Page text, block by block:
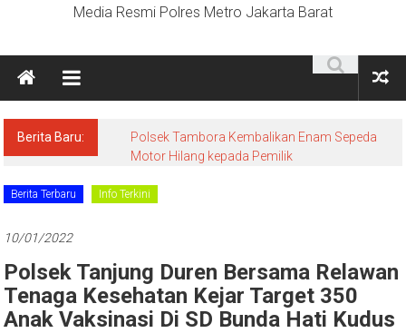
Media Resmi Polres Metro Jakarta Barat
Berita Baru:
Polsek Tambora Kembalikan Enam Sepeda
Motor Hilang kepada Pemilik
Berita Terbaru Info Terkini
10/01/2022
Polsek Tanjung Duren Bersama Relawan
Tenaga Kesehatan Kejar Target 350
Anak Vaksinasi Di SD Bunda Hati Kudus